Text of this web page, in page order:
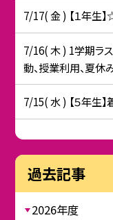
7/17( 金 ) 【１年生
7/16( 木 ) 1学期ラ
動、授業利用、夏休
7/15( 水 ) 【５年生
過去記事
2026年度